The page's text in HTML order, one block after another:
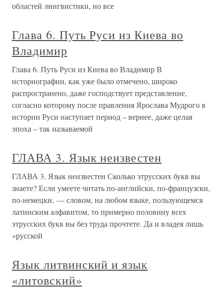
областей лингвистики, но все
Глава 6. Путь Руси из Киева во
Владимир
Глава 6. Путь Руси из Киева во Владимир В
историографии, как уже было отмечено, широко
распространено, даже господствует представление,
согласно которому после правления Ярослава Мудрого в
истории Руси наступает период – вернее, даже целая
эпоха – так называемой
ГЛАВА 3. Язык неизвестен
ГЛАВА 3. Язык неизвестен Сколько этрусских букв вы
знаете? Если умеете читать по-английски, по-французски,
по-немецки, — словом, на любом языке, пользующемся
латинским алфавитом, то примерно половину всех
этрусских букв вы без труда прочтете. Да и владея лишь
«русской
Язык литвинский и язык
«литовский»